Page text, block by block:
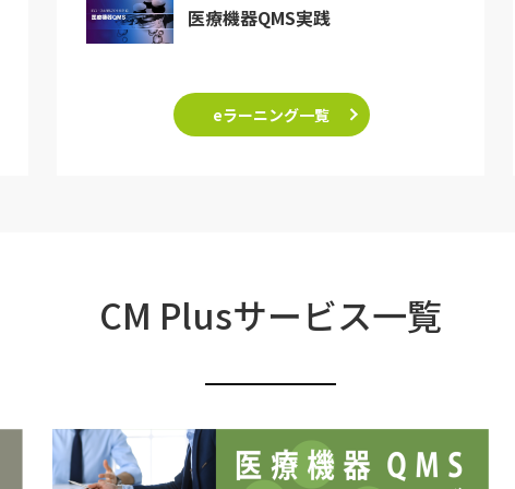
医療機器QMS実践
eラーニング一覧
CM Plusサービス一覧